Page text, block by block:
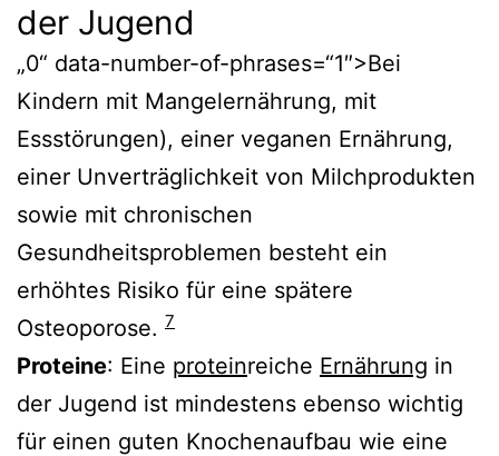
der Jugend
„0“ data-number-of-phrases=“1″>Bei
Kindern mit Mangelernährung, mit
Essstörungen), einer veganen Ernährung,
einer Unverträglichkeit von Milchprodukten
sowie mit chronischen
Gesundheitsproblemen besteht ein
erhöhtes Risiko für eine spätere
Osteoporose. 7
Proteine: Eine proteinreiche Ernährung in
der Jugend ist mindestens ebenso wichtig
für einen guten Knochenaufbau wie eine